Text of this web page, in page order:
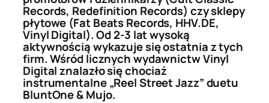
Records, Redefinition Records) czy sklepy
płytowe (Fat Beats Records, HHV.DE,
Vinyl Digital). Od 2-3 lat wysoką
aktywnością wykazuje się ostatnia z tych
firm. Wśród licznych wydawnictw Vinyl
Digital znalazło się chociaż
instrumentalne „Reel Street Jazz” duetu
BluntOne & Mujo.